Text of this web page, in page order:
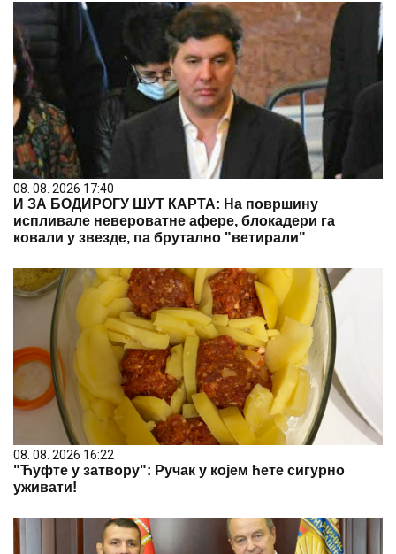
08. 08. 2026 17:40
И ЗА БОДИРОГУ ШУТ КАРТА: На површину
испливале невероватне афере, блокадери га
ковали у звезде, па брутално "ветирали"
08. 08. 2026 16:22
"Ћуфте у затвору": Ручак у којем ћете сигурно
уживати!